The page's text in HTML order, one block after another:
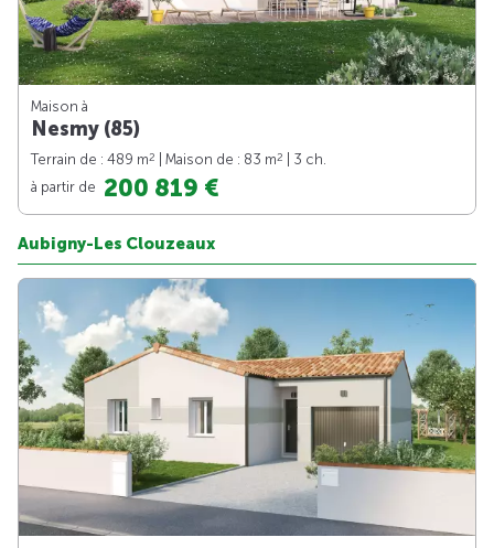
Maison à
Nesmy (85)
Terrain de : 489 m2 | Maison de : 83 m2
| 3 ch.
à partir de 200 819 €
Aubigny-Les Clouzeaux